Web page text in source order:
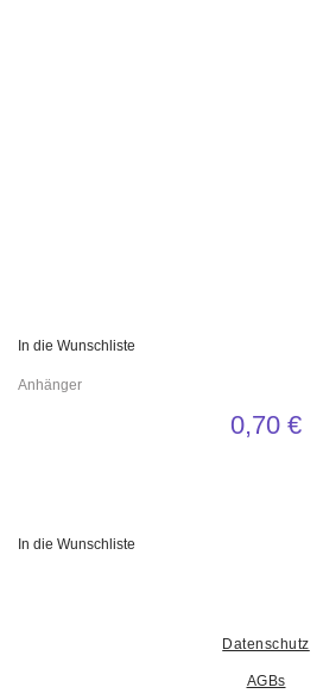
In die Wunschliste
Anhänger
0,70 €
In die Wunschliste
Datenschutz
AGBs